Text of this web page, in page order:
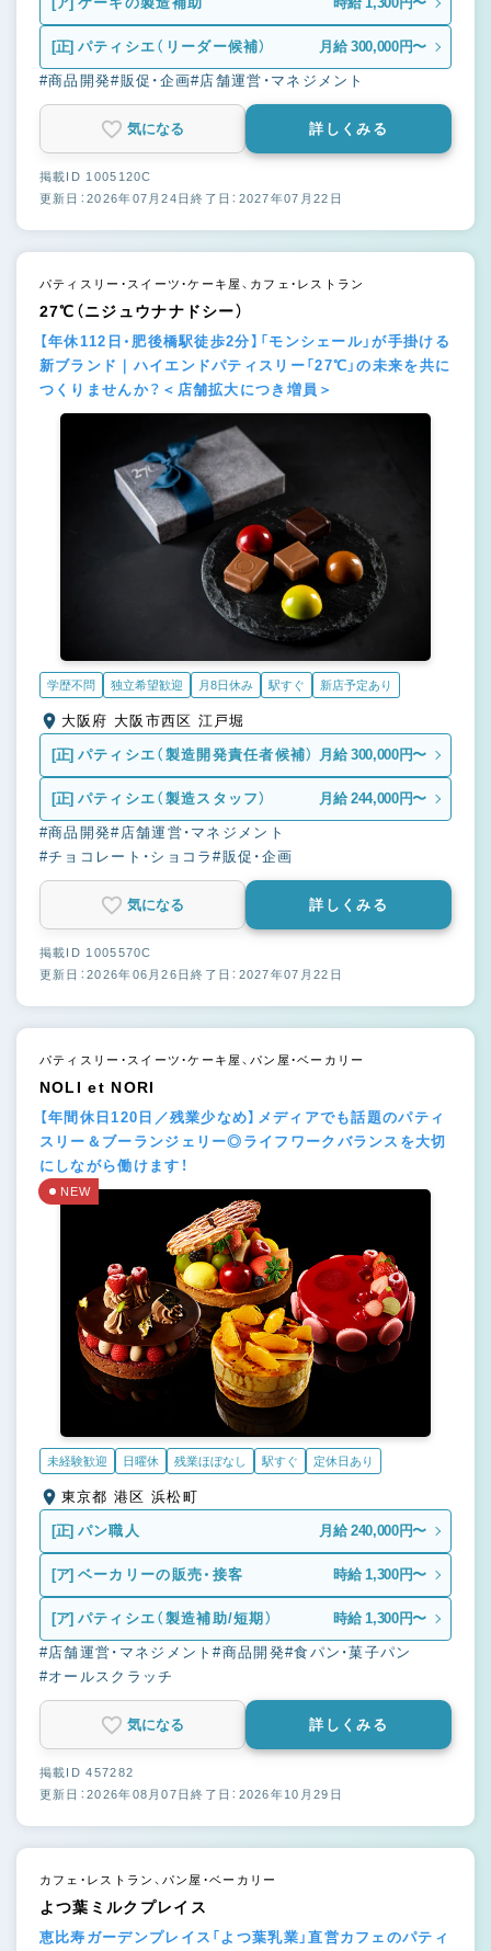
[正] パティシエ（リーダー候補） 月給 300,000円〜
#商品開発#販促・企画#店舗運営・マネジメント
気になる 詳しくみる
掲載ID 1005120C
更新日：2026年07月24日終了日：2027年07月22日
パティスリー・スイーツ・ケーキ屋、カフェ・レストラン
27℃（ニジュウナナドシー）
【年休112日・肥後橋駅徒歩2分】「モンシェール」が手掛ける
新ブランド｜ハイエンドパティスリー「27℃」の未来を共に
つくりませんか？＜店舗拡大につき増員＞
学歴不問 独立希望歓迎 月8日休み 駅すぐ 新店予定あり
大阪府 大阪市西区 江戸堀
[正] パティシエ（製造開発責任者候補） 月給 300,000円〜
[正] パティシエ（製造スタッフ） 月給 244,000円〜
#商品開発#店舗運営・マネジメント
#チョコレート・ショコラ#販促・企画
気になる 詳しくみる
掲載ID 1005570C
更新日：2026年06月26日終了日：2027年07月22日
パティスリー・スイーツ・ケーキ屋、パン屋・ベーカリー
NOLI et NORI
【年間休日120日／残業少なめ】メディアでも話題のパティ
スリー＆ブーランジェリー◎ライフワークバランスを大切
にしながら働けます！
NEW
未経験歓迎 日曜休 残業ほぼなし 駅すぐ 定休日あり
東京都 港区 浜松町
[正] パン職人 月給 240,000円〜
[ア] ベーカリーの販売・接客 時給 1,300円〜
[ア] パティシエ（製造補助/短期） 時給 1,300円〜
#店舗運営・マネジメント#商品開発#食パン・菓子パン
#オールスクラッチ
気になる 詳しくみる
掲載ID 457282
更新日：2026年08月07日終了日：2026年10月29日
カフェ・レストラン、パン屋・ベーカリー
よつ葉ミルクプレイス
恵比寿ガーデンプレイス「よつ葉乳業」直営カフェのパティ